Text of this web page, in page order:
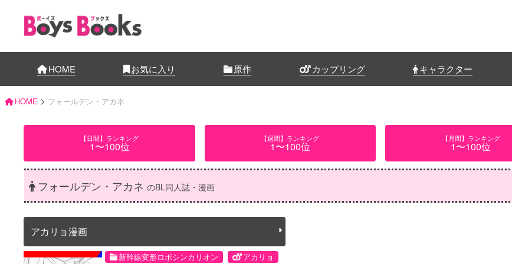
HOME お気に入り 原作 カップリング キャラクター
HOME > フォールデン・アカネ
【日間】ランキング
1〜100位
【週間】ランキング
1〜100位
【月間】ランキング
1〜100位
フォールデン・アカネのBL同人誌・漫画
アカリョ漫画
新幹線変形ロボシンカリオン アカリョ